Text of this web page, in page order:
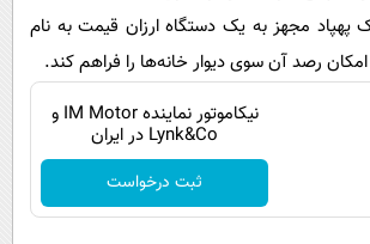
مجهز به یک دستگاه ارزان قیمت به نام
نیکاموتور نماینده IM Motor و
Lynk&Co در ایران
ثبت درخواست